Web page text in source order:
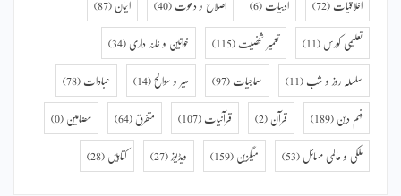
اخلاقیات (72) ادبیات (6) اصلاح و دعوت (40) ایمان (87)
تعلیمی کورس (11) تعمیر شخصیت (115) خواتین و خانہ داری (34)
سلسلہ روز و شب (11) سماجیات (97) سیر و سوانح (14) عبادات (78)
فہم دین (189) قرآن (2) قرآنیات (107) متفرق (64) مضامین (0)
ملکی و عالمی مسائل (53) میگزین (159) ویڈیوز (27) کتابیں (28)